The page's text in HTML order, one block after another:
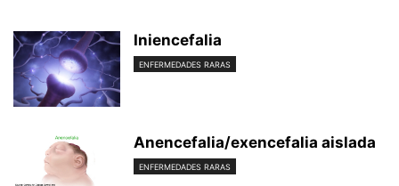
Iniencefalia
ENFERMEDADES RARAS
Anencefalia/exencefalia aislada
ENFERMEDADES RARAS